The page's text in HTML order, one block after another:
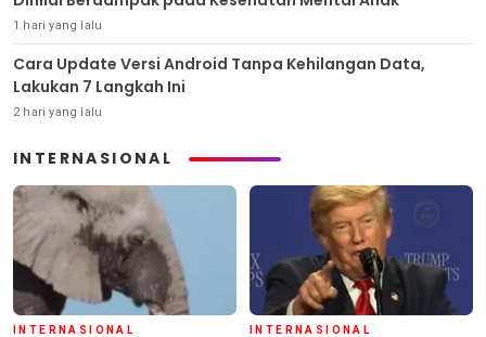
1 hari yang lalu
Cara Update Versi Android Tanpa Kehilangan Data,
Lakukan 7 Langkah Ini
2 hari yang lalu
INTERNASIONAL
INTERNASIONAL INTERNASIONAL